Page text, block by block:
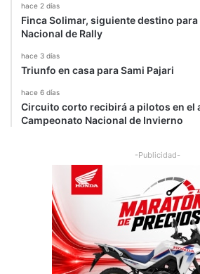
hace 2 días
Finca Solimar, siguiente destino
Nacional de Rally
hace 3 días
Triunfo en casa para Sami Pajari
hace 6 días
Circuito corto recibirá a pilotos en el
Campeonato Nacional de Invierno
-Publicidad-